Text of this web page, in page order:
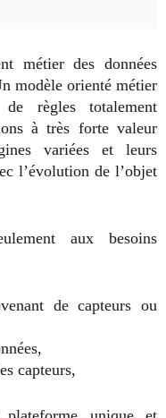
métier des données
modèle orienté métier
règles totalement
à très forte valeur
variées et leurs
l’évolution de l’objet
aux besoins
de capteurs ou
capteurs,